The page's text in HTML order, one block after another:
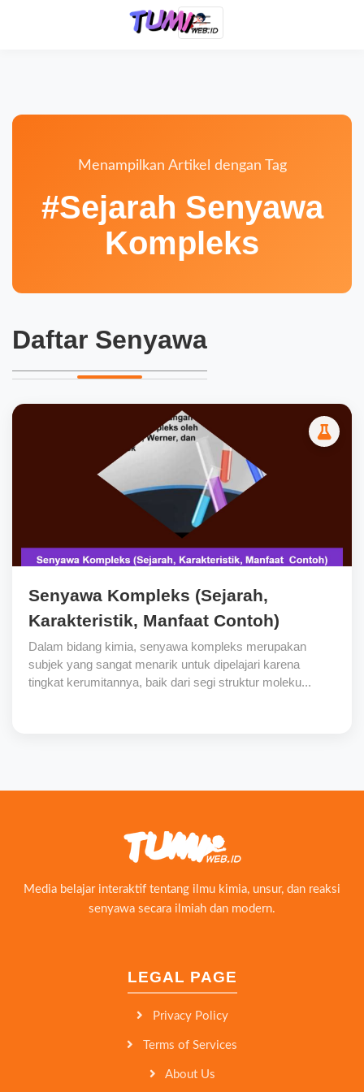
Menampilkan Artikel dengan Tag
#Sejarah Senyawa
Kompleks
Daftar Senyawa
Senyawa Kompleks (Sejarah,
Karakteristik, Manfaat Contoh)
Dalam bidang kimia, senyawa kompleks merupakan
subjek yang sangat menarik untuk dipelajari karena
tingkat kerumitannya, baik dari segi struktur moleku...
Media belajar interaktif tentang ilmu kimia, unsur, dan reaksi
senyawa secara ilmiah dan modern.
LEGAL PAGE
Privacy Policy
Terms of Services
About Us